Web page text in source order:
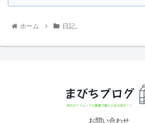
ホーム 日記。
お問い合わせ